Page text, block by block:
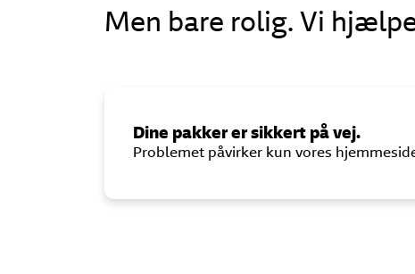
Men bare rolig. Vi
Dine pakker er sikkert på vej.
Problemet påvirker kun vores